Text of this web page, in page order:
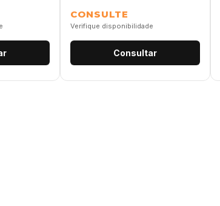
CONSULTE
Verifique disponibilidade
Consultar